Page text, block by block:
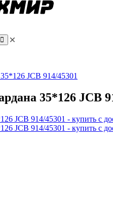
JCB 914/45301
35*126 JCB